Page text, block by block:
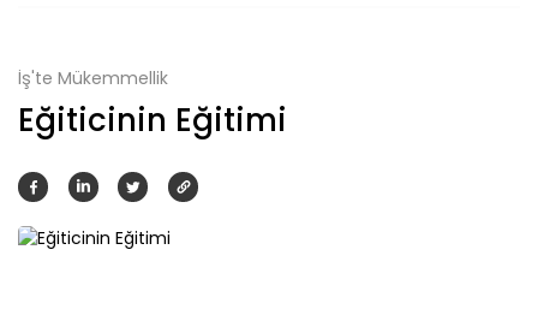
İş'te Mükemmellik
Eğiticinin Eğitimi